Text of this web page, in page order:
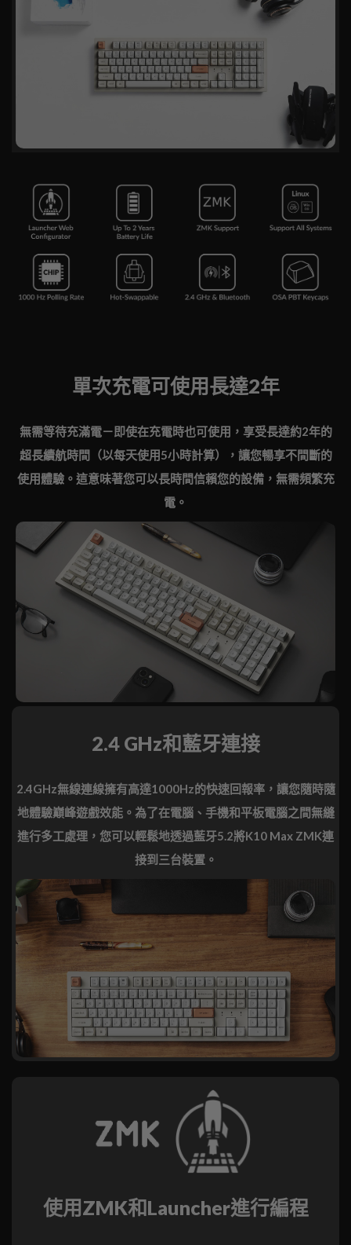
單次充電可使用長達2年
無需等待充滿電－即使在充電時也可使用，享受長達約2年的
超長續航時間（以每天使用5小時計算），讓您暢享不間斷的
使用體驗。這意味著您可以長時間信賴您的設備，無需頻繁充
電。
2.4 GHz和藍牙連接
2.4GHz無線連線擁有高達1000Hz的快速回報率，讓您隨時隨
地體驗巔峰遊戲效能。為了在電腦、手機和平板電腦之間無縫
進行多工處理，您可以輕鬆地透過藍牙5.2將K10 Max ZMK連
接到三台裝置。
使用ZMK和Launcher進行編程